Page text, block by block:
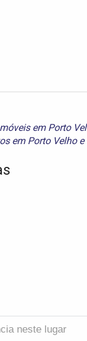
em Porto
em Porto Velhoe